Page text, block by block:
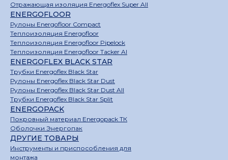
Отражающая изоляция Energoflex Super All
ENERGOFLOOR
Рулоны Energofloor Compact
Теплоизоляция Energofloor
Теплоизоляция Energofloor Pipelock
Теплоизоляция Energofloor Tacker Al
ENERGOFLEX BLACK STAR
Трубки Energoflex Black Star
Рулоны Energoflex Black Star Dust
Рулоны Energoflex Black Star Dust All
Трубки Energoflex Black Star Split
ENERGOPACK
Покровный материал Energopack ТК
Оболочки Энергопак
ДРУГИЕ ТОВАРЫ
Инструменты и приспособления для
монтажа